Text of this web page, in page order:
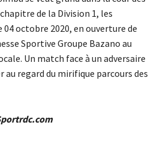
de la Division 1, les
octobre 2020, en ouverture de
Sportive Groupe Bazano au
Un match face à un adversaire
au regard du mirifique parcours des